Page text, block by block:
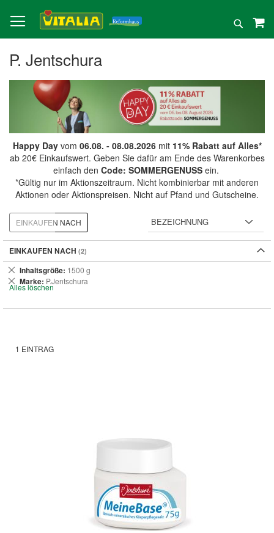
zum
Inhalt
Suche
P. Jentschura
Happy Dayvom 06.08. - 08.08.2026mit 11% Rabatt auf Alles*
ab 20€ Einkaufswert. Geben Sie dafür am Ende des Warenkorbes
einfach den Code: SOMMERGENUSSein.
*Gültig nur im Aktionszeitraum. Nicht kombinierbar mit anderen
Aktionen oder Aktionspreisen. Nicht auf Pfand und Gutscheine.
1 EINTRAG
EINKAUFEN NACH
EINKAUFEN NACH
Inhaltsgröße 1500 g
Dies
entfernen
Marke P.Jentschura
Dies
entfernen
Alles löschen